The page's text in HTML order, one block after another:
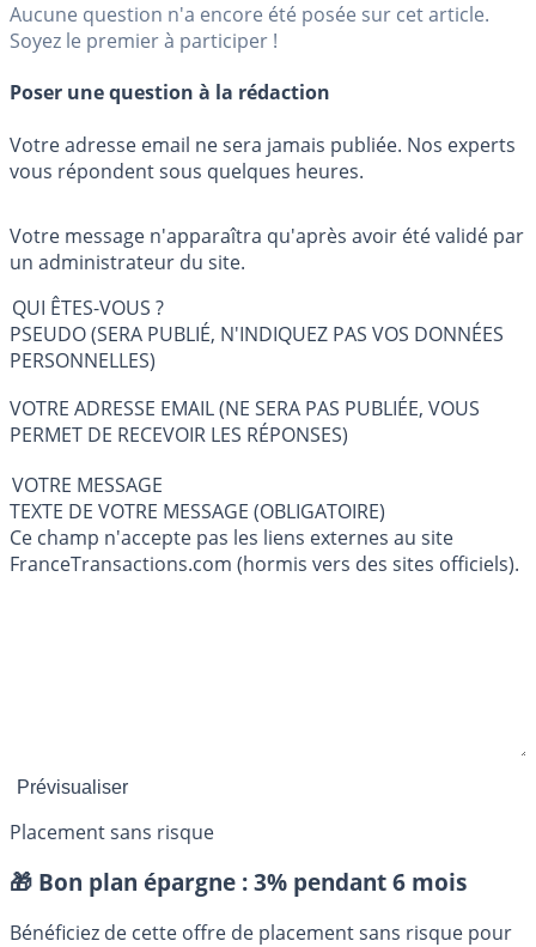
Aucune question n'a encore été posée sur cet article.
Soyez le premier à participer !
Poser une question à la rédaction
Votre adresse email ne sera jamais publiée. Nos experts
vous répondent sous quelques heures.
Votre message n'apparaîtra qu'après avoir été validé par
un administrateur du site.
QUI ÊTES-VOUS ?
PSEUDO (SERA PUBLIÉ, N'INDIQUEZ PAS VOS DONNÉES
PERSONNELLES)
VOTRE ADRESSE EMAIL (NE SERA PAS PUBLIÉE, VOUS
PERMET DE RECEVOIR LES RÉPONSES)
VOTRE MESSAGE
TEXTE DE VOTRE MESSAGE (OBLIGATOIRE)
Ce champ n'accepte pas les liens externes au site
FranceTransactions.com (hormis vers des sites officiels).
Placement sans risque
🎁 Bon plan épargne : 3% pendant 6 mois